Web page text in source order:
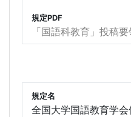
規定PDF
「国語科教育」投稿
規定名
全国大学国語教育学